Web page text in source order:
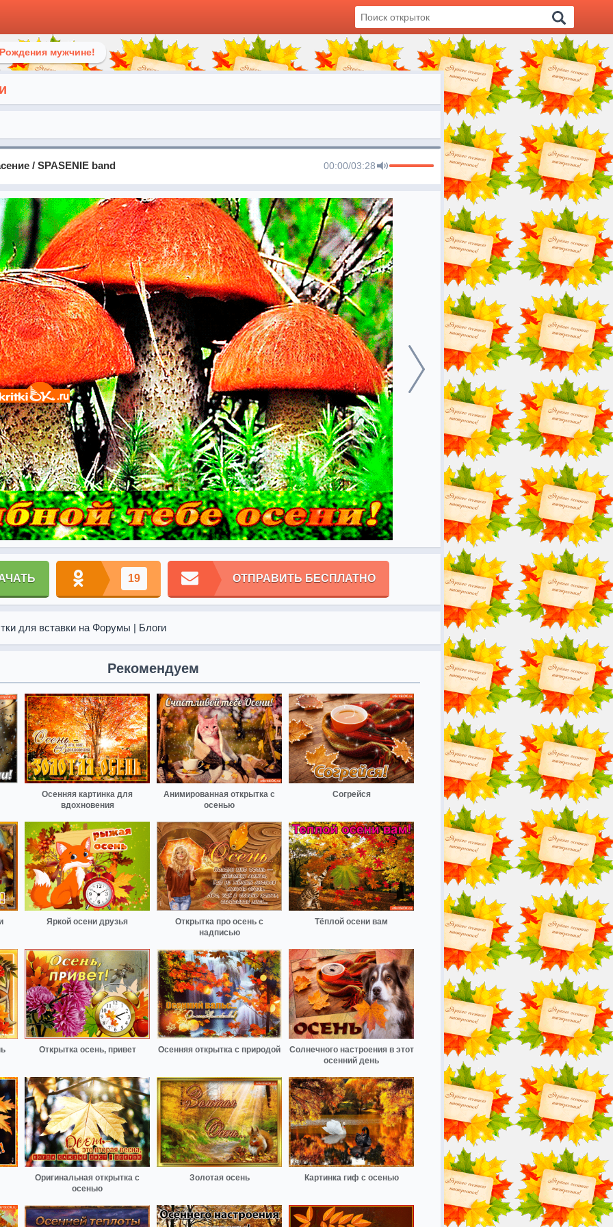
мужчине!
/ SPASENIE band 00:00/03:28
19 ОТПРАВИТЬ БЕСПЛАТНО
для вставки на Форумы | Блоги
Рекомендуем
Осенняя картинка для
вдохновения
Анимированная открытка с
осенью
Согрейся
Яркой осени друзья
Открытка про осень с
надписью
Тёплой осени вам
Открытка осень, привет Осенняя открытка с природой
Солнечного настроения в этот
осенний день
Оригинальная открытка с
осенью
Золотая осень Картинка гиф с осенью